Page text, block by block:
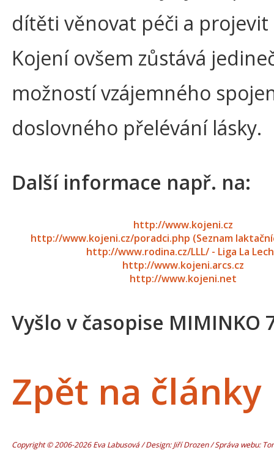
dítěti věnovat péči a projevit
Kojení ovšem zůstává
možností vzájemného
doslovného přelévání lásky.
Další informace např. na:
http://www.kojeni.cz
http://www.kojeni.cz/poradci.php (Seznam
http://www.rodina.cz/LLL/ - Liga La
http://www.kojeni.arcs.cz
http://www.kojeni.net
Vyšlo v časopise MIMINKO
Zpět na články
Copyright © 2006-2026 Eva Labusová / Design: Jiří Drozen / Správa webu: